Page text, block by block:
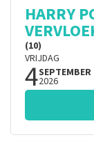
HARRY
(10)
VRIJDAG
4SEPTEMBER
2026